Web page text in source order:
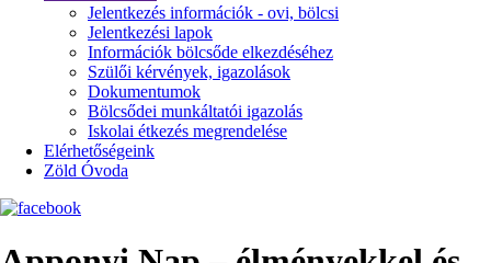
Jelentkezés információk - ovi, bölcsi
Jelentkezési lapok
Információk bölcsőde elkezdéséhez
Szülői kérvények, igazolások
Dokumentumok
Bölcsődei munkáltatói igazolás
Iskolai étkezés megrendelése
Elérhetőségeink
Zöld Óvoda